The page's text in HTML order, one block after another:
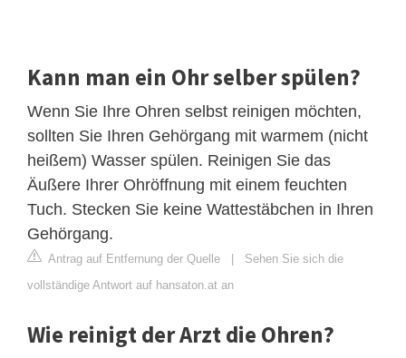
Kann man ein Ohr selber spülen?
Wenn Sie Ihre Ohren selbst reinigen möchten,
sollten Sie Ihren Gehörgang mit warmem (nicht
heißem) Wasser spülen. Reinigen Sie das
Äußere Ihrer Ohröffnung mit einem feuchten
Tuch. Stecken Sie keine Wattestäbchen in Ihren
Gehörgang.
Antrag auf Entfernung der Quelle | Sehen Sie sich die
vollständige Antwort auf hansaton.at an
Wie reinigt der Arzt die Ohren?